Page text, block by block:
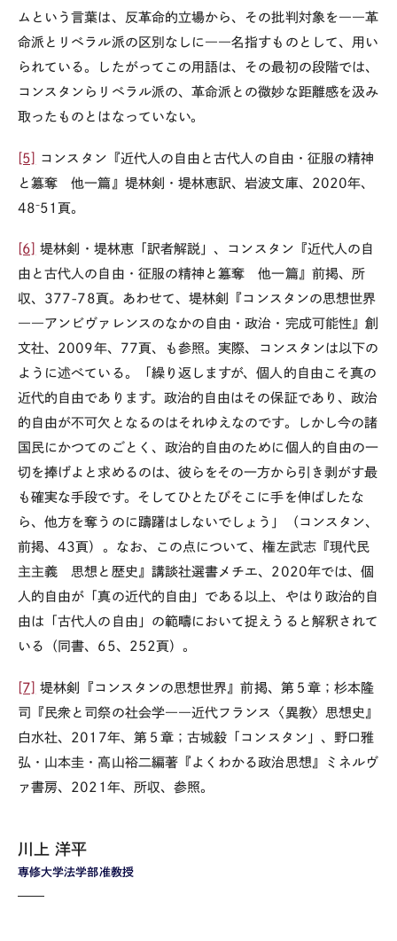
ムという言葉は、反革命的立場から、その批判対象を――革
命派とリベラル派の区別なしに――名指すものとして、用い
られている。したがってこの用語は、その最初の段階では、
コンスタンらリベラル派の、革命派との微妙な距離感を汲み
取ったものとはなっていない。
[5]
コンスタン『近代人の自由と古代人の自由・征服の精神
と簒奪 他一篇』堤林剣・堤林恵訳、岩波文庫、 2020年、
48⁻51頁。
[6]
堤林剣・堤林恵「訳者解説」、コンスタン『近代人の自
由と古代人の自由・征服の精神と簒奪 他一篇』前掲、所
収、 377-78頁。あわせて、堤林剣『コンスタンの思想世界
――アンビヴァレンスのなかの自由・政治・完成可能性』創
文社、 2009年、 77頁、も参照。実際、コンスタンは以下の
ように述べている。「繰り返しますが、個人的自由こそ真の
近代的自由であります。政治的自由はその保証であり、政治
的自由が不可欠となるのはそれゆえなのです。しかし今の諸
国民にかつてのごとく、政治的自由のために個人的自由の一
切を捧げよと求めるのは、彼らをその一方から引き剥がす最
も確実な手段です。そしてひとたびそこに手を伸ばしたな
ら、他方を奪うのに躊躇はしないでしょう」（コンスタン、
前掲、43頁）。なお、この点について、権左武志『現代民
主主義 思想と歴史』講談社選書メチエ、 2020年では、個
人的自由が「真の近代的自由」である以上、やはり政治的自
由は「古代人の自由」の範疇において捉えうると解釈されて
いる（同書、 65、 252 頁）。
[7]
堤林剣『コンスタンの思想世界』前掲、第５章；杉本隆
司『民衆と司祭の社会学――近代フランス〈異教〉思想史』
白水社、 2017年、第５章；古城毅「コンスタン」、野口雅
弘・山本圭・高山裕二編著『よくわかる政治思想』ミネルヴ
ァ書房、 2021 年、所収、参照。
専修大学法学部准教授
川上 洋平